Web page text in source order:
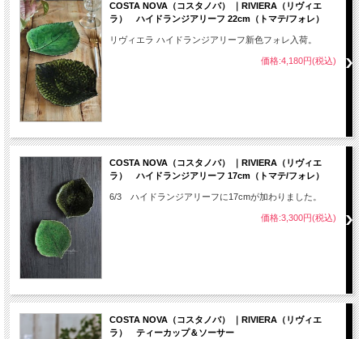
COSTA NOVA（コスタノバ） ｜RIVIERA（リヴィエ
ラ） ハイドランジアリーフ 22cm（トマテ/フォレ）
リヴィエラ ハイドランジアリーフ新色フォレ入荷。
価格:4,180円(税込)
COSTA NOVA（コスタノバ） ｜RIVIERA（リヴィエ
ラ） ハイドランジアリーフ 17cm（トマテ/フォレ）
6/3 ハイドランジアリーフに17cmが加わりました。
価格:3,300円(税込)
COSTA NOVA（コスタノバ） ｜RIVIERA（リヴィエ
ラ） ティーカップ＆ソーサー